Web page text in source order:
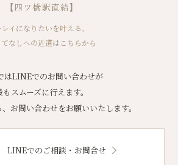
レイになりたいを叶える、
なしへの近道はこちらから
はLINEでのお問い合わせが
もスムーズに行えます。
お問い合わせをお願いいたします。
LINEでのご相談・お問合せ